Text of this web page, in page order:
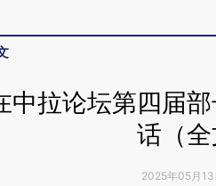
中拉论坛第四届
话（全
2025年05月